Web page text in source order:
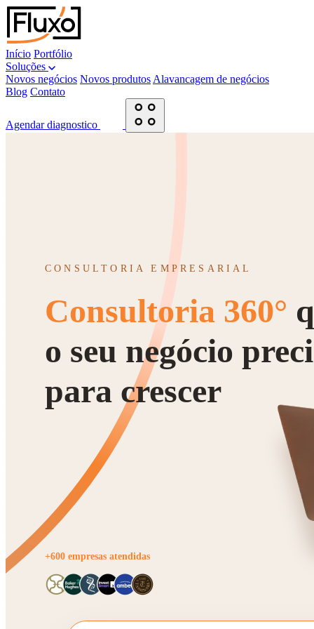
Início Portfólio
Soluções
Novos negócios Novos produtos Alavancagem de negócios
Blog Contato
Agendar diagnostico
CONSULTORIA EMPRESARIAL
Consultoria 360°
o seu negócio
para crescer
+600 empresas atendidas